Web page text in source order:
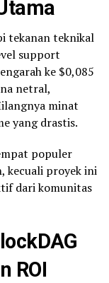
tekanan teknikal
support
ke $0,085
netral,
minat
yang drastis.
populer
kecuali proyek ini
dari komunitas
ROI